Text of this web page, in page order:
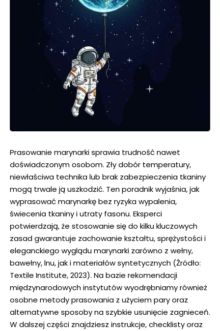
Prasowanie marynarki sprawia trudność nawet
doświadczonym osobom. Zły dobór temperatury,
niewłaściwa technika lub brak zabezpieczenia tkaniny
mogą trwale ją uszkodzić. Ten poradnik wyjaśnia, jak
wyprasować marynarkę bez ryzyka wypalenia,
świecenia tkaniny i utraty fasonu. Eksperci
potwierdzają, że stosowanie się do kilku kluczowych
zasad gwarantuje zachowanie kształtu, sprężystości i
eleganckiego wyglądu marynarki zarówno z wełny,
bawełny, lnu, jak i materiałów syntetycznych (Źródło:
Textile Institute, 2023). Na bazie rekomendacji
międzynarodowych instytutów wyodrębniamy również
osobne metody prasowania z użyciem pary oraz
alternatywne sposoby na szybkie usunięcie zagnieceń.
W dalszej części znajdziesz instrukcje, checklisty oraz